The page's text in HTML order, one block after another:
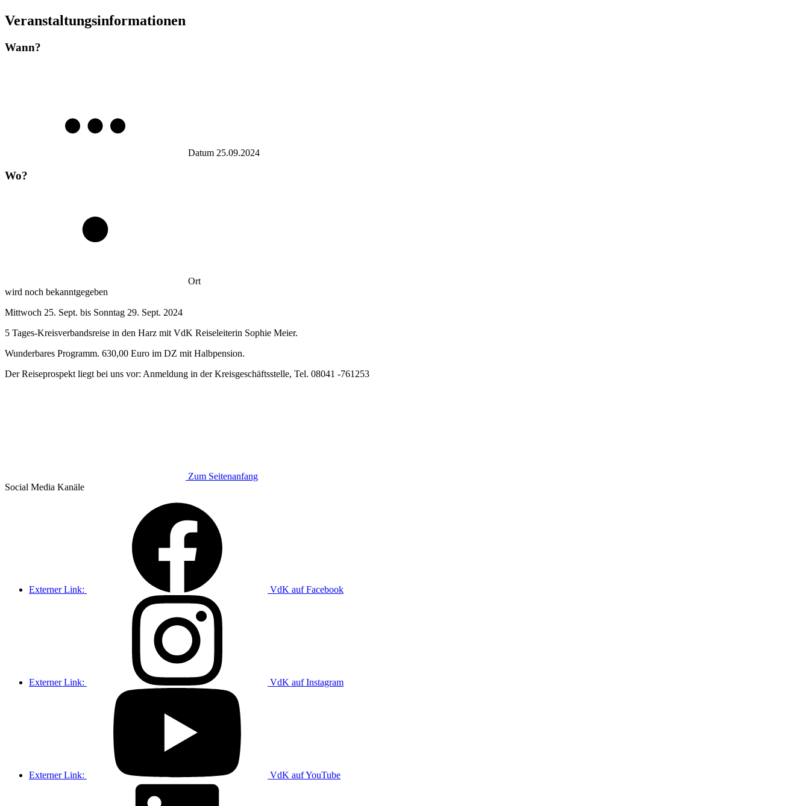
Veranstaltungsinformationen
Wann?
Datum 25.09.2024
Wo?
Ort
wird noch bekanntgegeben
Mittwoch 25. Sept. bis Sonntag 29. Sept. 2024
5 Tages-Kreisverbandsreise in den Harz mit VdK Reiseleiterin Sophie Meier.
Wunderbares Programm. 630,00 Euro im DZ mit Halbpension.
Der Reiseprospekt liegt bei uns vor: Anmeldung in der Kreisgeschäftsstelle, Tel. 08041 -761253
Zum Seitenanfang
Social Media Kanäle
Externer Link: VdK auf Facebook
Externer Link: VdK auf Instagram
Externer Link: VdK auf YouTube